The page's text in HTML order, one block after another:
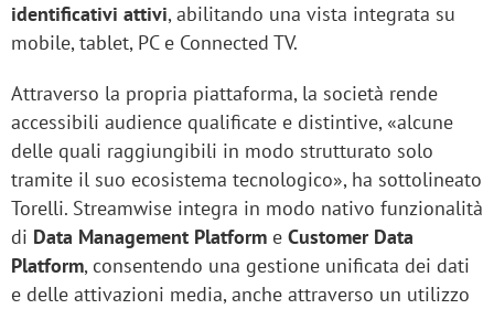
identificativi attivi, abilitando una vista integrata su
mobile, tablet, PC e Connected TV.
Attraverso la propria piattaforma, la società rende
accessibili audience qualificate e distintive, «alcune
delle quali raggiungibili in modo strutturato solo
tramite il suo ecosistema tecnologico», ha sottolineato
Torelli. Streamwise integra in modo nativo funzionalità
di Data Management Platform e Customer Data
Platform, consentendo una gestione unificata dei dati
e delle attivazioni media, anche attraverso un utilizzo